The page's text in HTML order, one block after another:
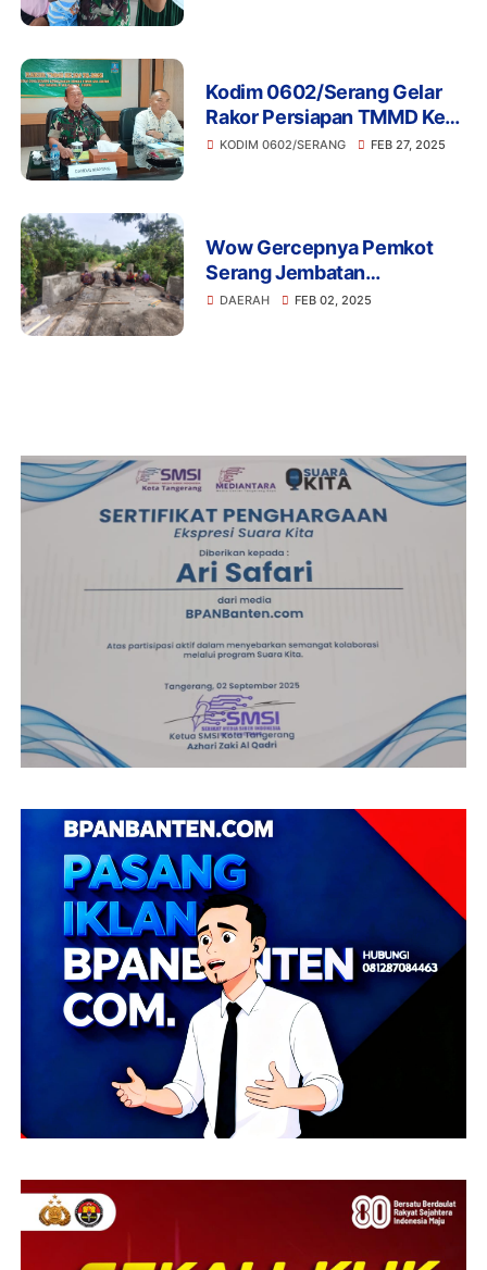
Kodim 0602/Serang Gelar
Rakor Persiapan TMMD Ke-
124 Tahun 2025
KODIM 0602/SERANG FEB 27, 2025
Wow Gercepnya Pemkot
Serang Jembatan
Lonsor,Langsung Lakukan
DAERAH FEB 02, 2025